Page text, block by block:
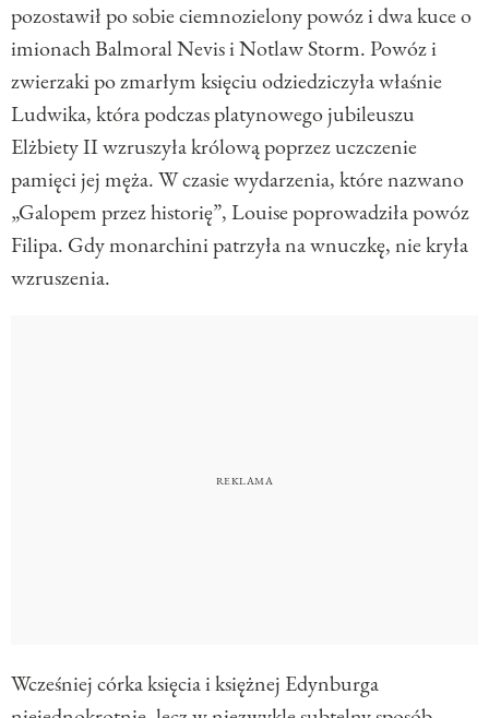
pozostawił po sobie ciemnozielony powóz i dwa kuce o
imionach Balmoral Nevis i Notlaw Storm. Powóz i
zwierzaki po zmarłym księciu odziedziczyła właśnie
Ludwika, która podczas platynowego jubileuszu
Elżbiety II wzruszyła królową poprzez uczczenie
pamięci jej męża. W czasie wydarzenia, które nazwano
„Galopem przez historię”, Louise poprowadziła powóz
Filipa. Gdy monarchini patrzyła na wnuczkę, nie kryła
wzruszenia.
Wcześniej córka księcia i księżnej Edynburga